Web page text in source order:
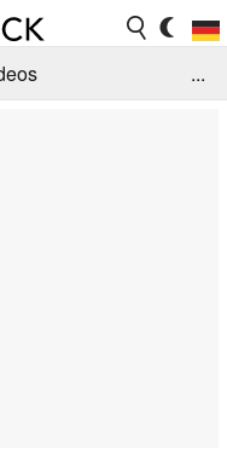
...